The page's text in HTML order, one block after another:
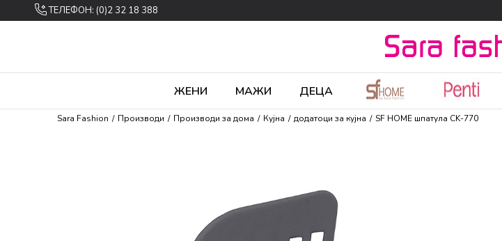
ТЕЛЕФОН: (0)2 32 18 388
ЖЕНИ МАЖИ ДЕЦА
Sara Fashion Производи Производи за дома Кујна додатоци за кујна SF HOME шпатула CK-770